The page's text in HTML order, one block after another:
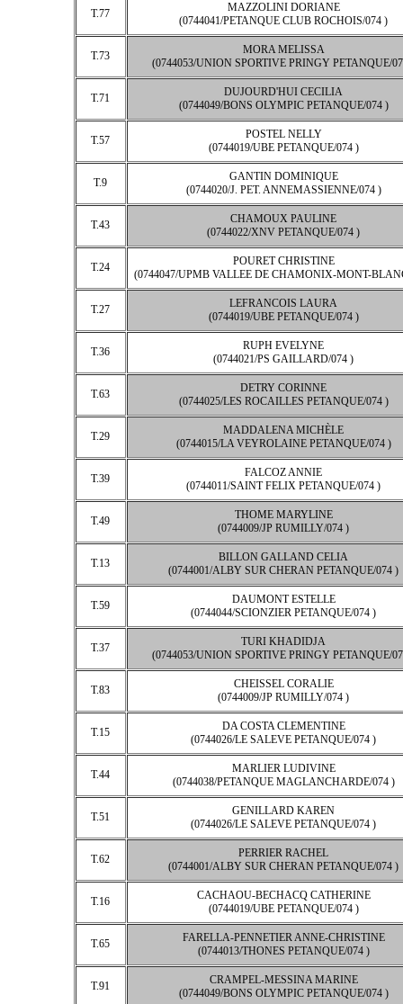
T.77
MAZZOLINI DORIANE
(0744041/PETANQUE CLUB ROCHOIS/074 )
T.73
MORA MELISSA
(0744053/UNION SPORTIVE PRINGY PETANQUE/
T.71
DUJOURD'HUI CECILIA
(0744049/BONS OLYMPIC PETANQUE/074 )
T.57
POSTEL NELLY
(0744019/UBE PETANQUE/074 )
T.9
GANTIN DOMINIQUE
(0744020/J. PET. ANNEMASSIENNE/074 )
T.43
CHAMOUX PAULINE
(0744022/XNV PETANQUE/074 )
T.24
POURET CHRISTINE
(0744047/UPMB VALLEE DE CHAMONIX-MONT-
T.27
LEFRANCOIS LAURA
(0744019/UBE PETANQUE/074 )
T.36
RUPH EVELYNE
(0744021/PS GAILLARD/074 )
T.63
DETRY CORINNE
(0744025/LES ROCAILLES PETANQUE/074 )
T.29
MADDALENA MICHÈLE
(0744015/LA VEYROLAINE PETANQUE/074 )
T.39
FALCOZ ANNIE
(0744011/SAINT FELIX PETANQUE/074 )
T.49
THOME MARYLINE
(0744009/JP RUMILLY/074 )
T.13
BILLON GALLAND CELIA
(0744001/ALBY SUR CHERAN PETANQUE/074 )
T.59
DAUMONT ESTELLE
(0744044/SCIONZIER PETANQUE/074 )
T.37
TURI KHADIDJA
(0744053/UNION SPORTIVE PRINGY PETANQUE/
T.83
CHEISSEL CORALIE
(0744009/JP RUMILLY/074 )
T.15
DA COSTA CLEMENTINE
(0744026/LE SALEVE PETANQUE/074 )
T.44
MARLIER LUDIVINE
(0744038/PETANQUE MAGLANCHARDE/074 )
T.51
GENILLARD KAREN
(0744026/LE SALEVE PETANQUE/074 )
T.62
PERRIER RACHEL
(0744001/ALBY SUR CHERAN PETANQUE/074 )
T.16
CACHAOU-BECHACQ CATHERINE
(0744019/UBE PETANQUE/074 )
T.65
FARELLA-PENNETIER ANNE-CHRISTINE
(0744013/THONES PETANQUE/074 )
T.91
CRAMPEL-MESSINA MARINE
(0744049/BONS OLYMPIC PETANQUE/074 )